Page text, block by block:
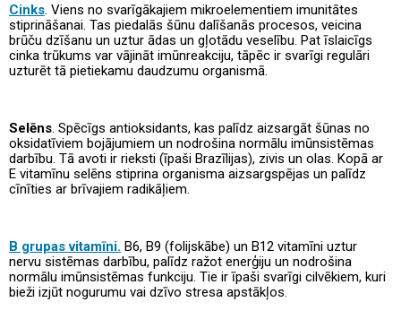
Cinks . Viens no svarīgākajiem mikroelementiem imunitātes
stiprināšanai. Tas piedalās šūnu dalīšanās procesos, veicina
brūču dzīšanu un uztur ādas un gļotādu veselību. Pat īslaicīgs
cinka trūkums var vājināt imūnreakciju, tāpēc ir svarīgi regulāri
uzturēt tā pietiekamu daudzumu organismā.
Selēns . Spēcīgs antioksidants, kas palīdz aizsargāt šūnas no
oksidatīviem bojājumiem un nodrošina normālu imūnsistēmas
darbību. Tā avoti ir rieksti (īpaši Brazīlijas), zivis un olas. Kopā ar
E vitamīnu selēns stiprina organisma aizsargspējas un palīdz
cīnīties ar brīvajiem radikāļiem.
B grupas vitamīni. B6, B9 (folijskābe) un B12 vitamīni uztur
nervu sistēmas darbību, palīdz ražot enerģiju un nodrošina
normālu imūnsistēmas funkciju. Tie ir īpaši svarīgi cilvēkiem, kuri
bieži izjūt nogurumu vai dzīvo stresa apstākļos.